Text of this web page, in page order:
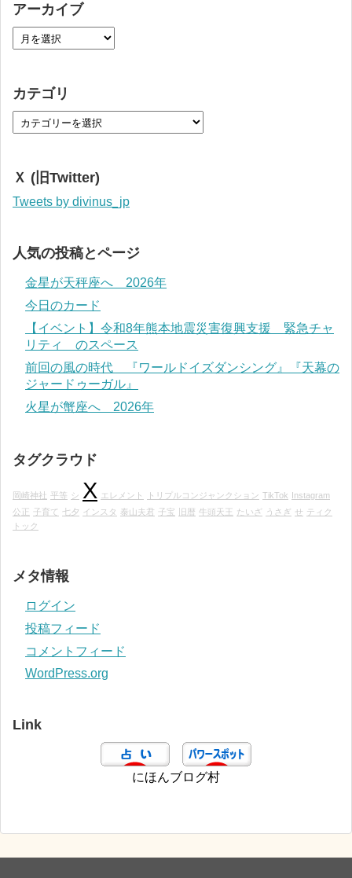
アーカイブ
カテゴリ
Ｘ (旧Twitter)
Tweets by divinus_jp
人気の投稿とページ
金星が天秤座へ 2026年
今日のカード
【イベント】令和8年熊本地震災害復興支援 緊急チャ
リティ のスペース
前回の風の時代 『ワールドイズダンシング』『天幕の
ジャードゥーガル』
火星が蟹座へ 2026年
タグクラウド
岡崎神社 平等 シ X エレメント トリプルコンジャンクション TikTok Instagram
公正
子育て 七夕 インスタ 泰山夫君 子宝 旧暦 牛頭天王 たいざ うさぎ せ ティク
トック
メタ情報
ログイン
投稿フィード
コメントフィード
WordPress.org
Link
にほんブログ村